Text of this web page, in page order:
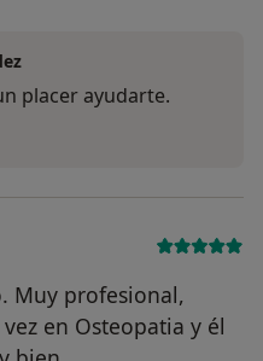
placer ayudarte.
Muy profesional,
en Osteopatia y él